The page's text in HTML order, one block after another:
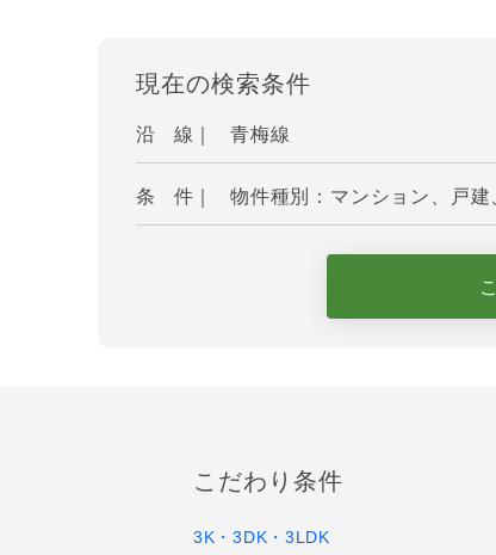
現在の検索条件
沿 線｜ 青梅線
条 件｜ 物件種別：マンション、戸
こだわり条件
3K・3DK・3LDK